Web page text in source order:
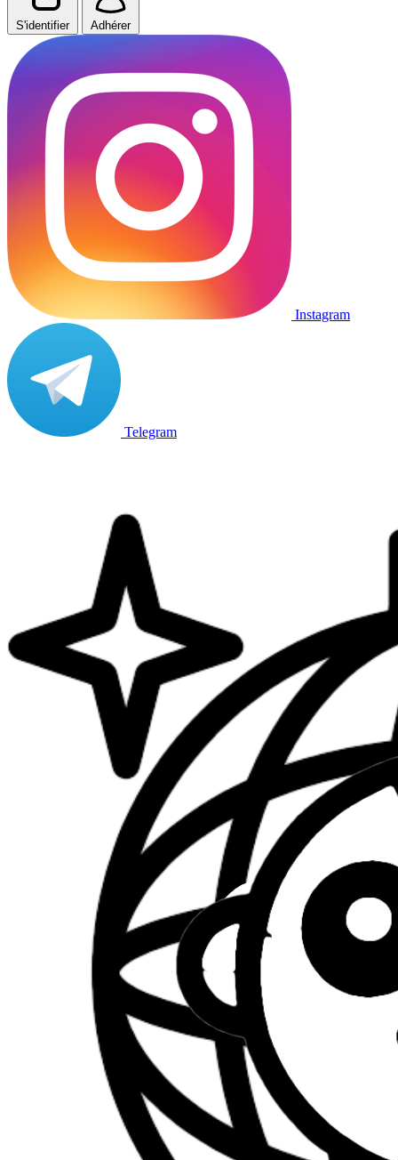
S'identifier Adhérer
Instagram
Telegram